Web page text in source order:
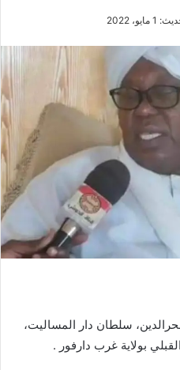
2022
سلطان دار المساليت،
بولاية غرب دارفور .